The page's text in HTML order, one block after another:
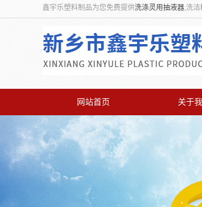
鑫宇乐塑料制品为您免费提供洗涤灵用抽液器,洗
网站首页 关于我